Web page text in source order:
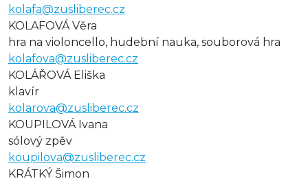
kolafa@zusliberec.cz
KOLAFOVÁ Věra
hra na violoncello, hudební nauka, souborová hra
kolafova@zusliberec.cz
KOLÁŘOVÁ Eliška
klavír
kolarova@zusliberec.cz
KOUPILOVÁ Ivana
sólový zpěv
koupilova@zusliberec.cz
KRÁTKÝ Šimon